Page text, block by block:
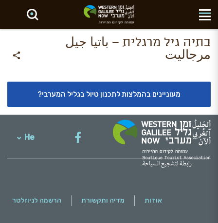
חפש באתר
בתיה גיל מרגלית – باتيا جيل
مرجاليت
מעוניינים בהמלצות לתכנון טיול בגליל המערבי?
He
אודות מדיה ותקשורת הרשמה לניוזלטר